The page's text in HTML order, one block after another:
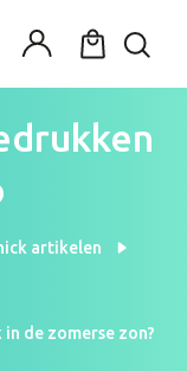
artikelen
de zomerse zon?
logo erop! Een